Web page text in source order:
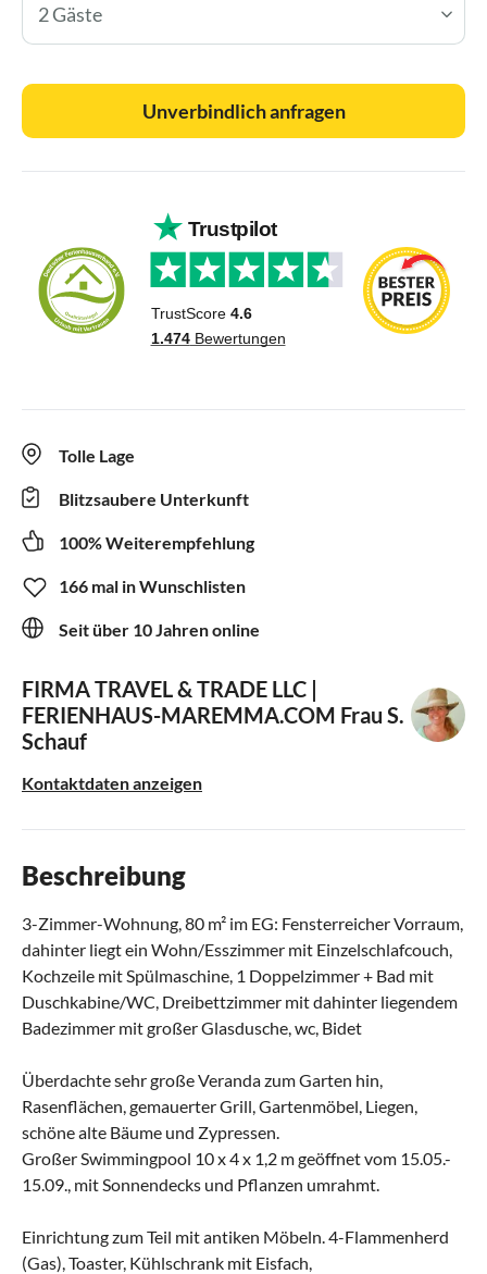
2 Gäste
Unverbindlich anfragen
Tolle Lage
Blitzsaubere Unterkunft
100% Weiterempfehlung
166 mal in Wunschlisten
Seit über 10 Jahren online
FIRMA TRAVEL & TRADE LLC |
FERIENHAUS-MAREMMA.COM Frau S.
Schauf
Kontaktdaten anzeigen
Beschreibung
3-Zimmer-Wohnung, 80 m² im EG: Fensterreicher Vorraum,
dahinter liegt ein Wohn/Esszimmer mit Einzelschlafcouch,
Kochzeile mit Spülmaschine, 1 Doppelzimmer + Bad mit
Duschkabine/WC, Dreibettzimmer mit dahinter liegendem
Badezimmer mit großer Glasdusche, wc, Bidet
Überdachte sehr große Veranda zum Garten hin,
Rasenflächen, gemauerter Grill, Gartenmöbel, Liegen,
schöne alte Bäume und Zypressen.
Großer Swimmingpool 10 x 4 x 1,2 m geöffnet vom 15.05.-
15.09., mit Sonnendecks und Pflanzen umrahmt.
Einrichtung zum Teil mit antiken Möbeln. 4-Flammenherd
(Gas), Toaster, Kühlschrank mit Eisfach,